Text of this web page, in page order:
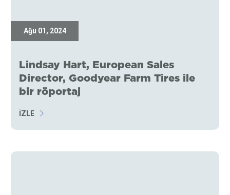
Ağu 01, 2024
Lindsay Hart, European Sales
Director, Goodyear Farm Tires ile
bir röportaj
İZLE